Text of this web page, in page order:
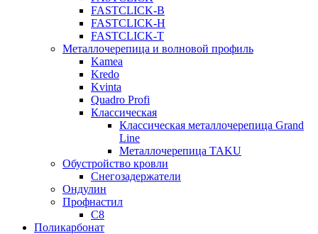
FASTCLICK-B
FASTCLICK-H
FASTCLICK-T
Металлочерепица и волновой профиль
Kamea
Kredo
Kvinta
Quadro Profi
Классическая
Классическая металлочерепица Grand
Line
Металлочерепица TAKU
Обустройство кровли
Снегозадержатели
Ондулин
Профнастил
С8
Поликарбонат